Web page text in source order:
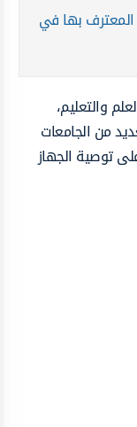
المعترف بها في
والتعليم،
من الجامعات
توصية الجهاز